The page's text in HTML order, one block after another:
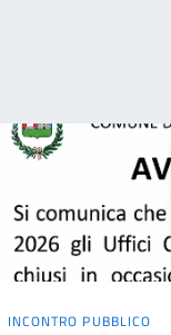
INCONTRO PUBBLICO